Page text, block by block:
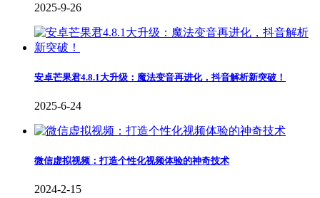
2025-9-26
安卓芒果君4.8.1大升级：魔法变音再进化，抖音解析新突破！
2025-6-24
微信虚拟视频：打造个性化视频体验的神奇技术
2024-2-15